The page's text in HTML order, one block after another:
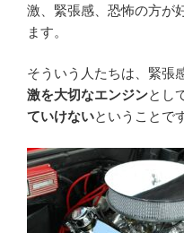
激、緊張感、恐怖の方が
ます。
そういう人たちは、緊張
激を大切なエンジンとし
ていけないということで